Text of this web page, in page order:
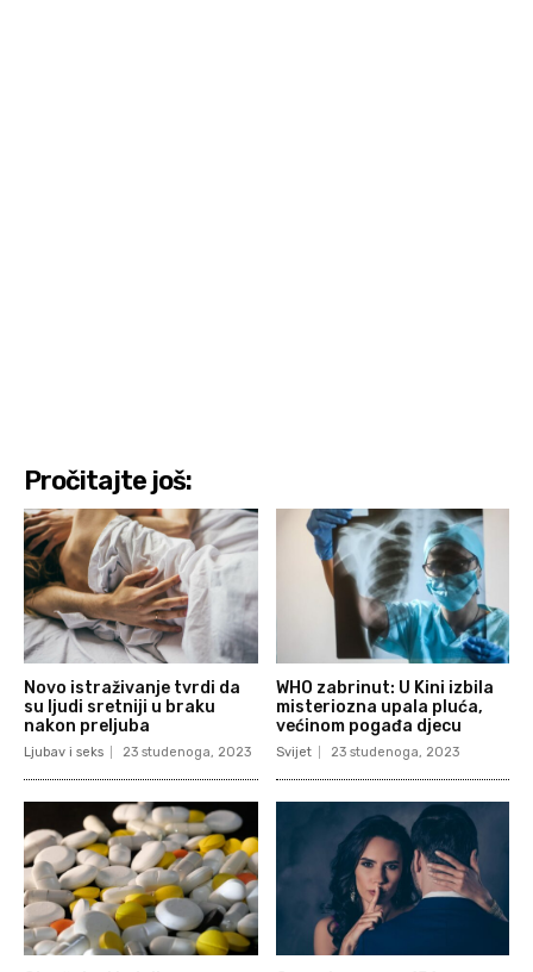
Pročitajte još:
Novo istraživanje tvrdi da
su ljudi sretniji u braku
nakon preljuba
Ljubav i seks 23 studenoga, 2023
WHO zabrinut: U Kini izbila
misteriozna upala pluća,
većinom pogađa djecu
Svijet 23 studenoga, 2023